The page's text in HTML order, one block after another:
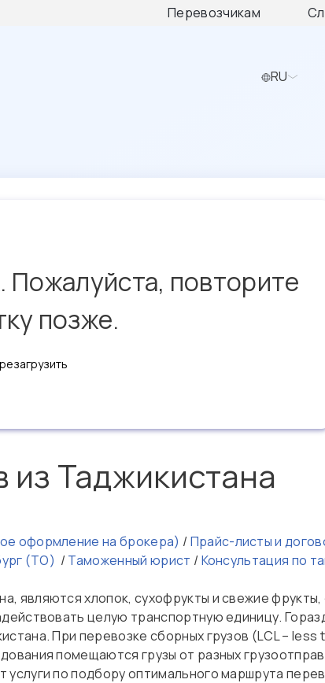
Перевозчикам
RU
повторите
позже.
из Таджикистана
оформление на брокера) / Прайс-листы и
(ТО) / Таможенный юрист / Консультация по
являются хлопок, сухофрукты и свежие
целую транспортную единицу.
При перевозке сборных грузов (LCL –
помещаются грузы от разных
по подбору оптимального маршрута